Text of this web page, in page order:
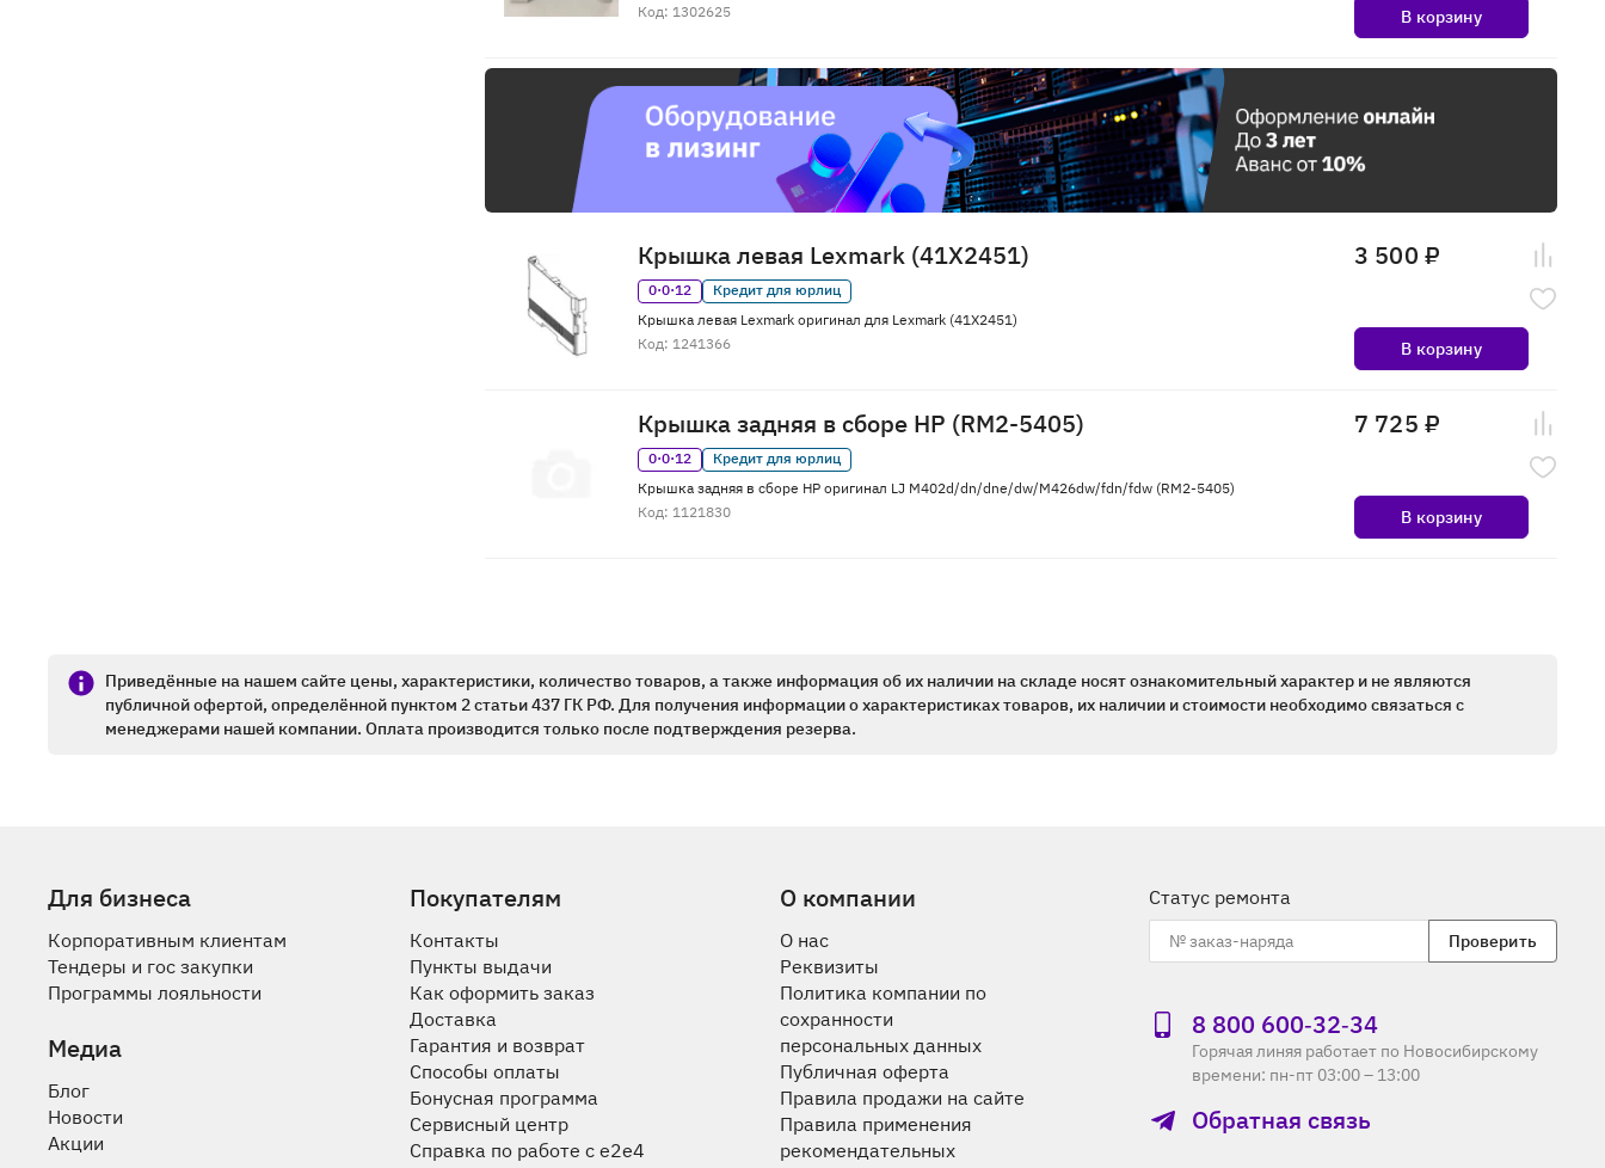
Код: 1302625
В корзину
Крышка левая Lexmark (41X2451)
0·0·12
Кредит для юрлиц
Крышка левая Lexmark оригинал для Lexmark (41X2451)
Код: 1241366
3 500 ₽
В корзину
Крышка задняя в сборе HP (RM2-5405)
0·0·12
Кредит для юрлиц
Крышка задняя в сборе HP оригинал LJ M402d/dn/dne/dw/M426dw/fdn/fdw (RM2-5405)
Код: 1121830
7 725 ₽
В корзину
Приведённые на нашем сайте цены, характеристики, количество товаров, а также информация об их наличии на складе носят ознакомительный характер и не являются
публичной офертой, определённой пунктом 2 статьи 437 ГК РФ. Для получения информации о характеристиках товаров, их наличии и стоимости необходимо связаться с
менеджерами нашей компании. Оплата производится только после подтверждения резерва.
Для бизнеса
Корпоративным клиентам
Тендеры и гос закупки
Программы лояльности
Медиа
Блог
Новости
Акции
Покупателям
Контакты
Пункты выдачи
Как оформить заказ
Доставка
Гарантия и возврат
Способы оплаты
Бонусная программа
Сервисный центр
Справка по работе с e2e4
О компании
О нас
Реквизиты
Политика компании по
сохранности
персональных данных
Публичная оферта
Правила продажи на сайте
Правила применения
рекомендательных
Статус ремонта
Проверить
8 800 600‑32‑34
Горячая линяя работает по Новосибирскому
времени: пн-пт 03:00 – 13:00
Обратная связь